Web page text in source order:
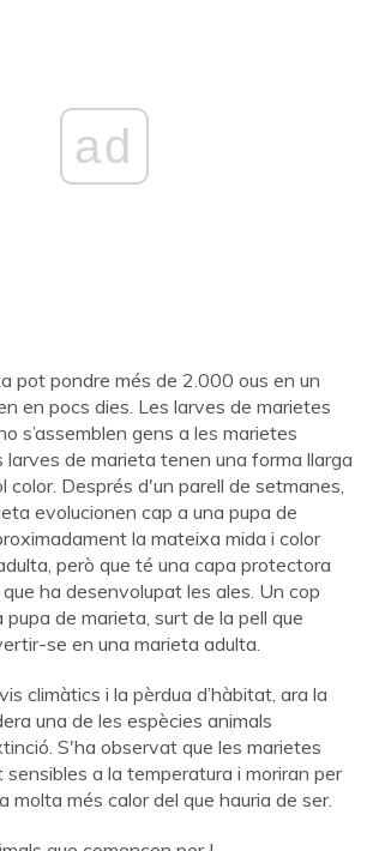
ad
pot pondre més de 2.000 ous en un
en pocs dies. Les larves de marietes
s’assemblen gens a les marietes
larves de marieta tenen una forma llarga
color. Després d'un parell de setmanes,
evolucionen cap a una pupa de
la mateixa mida i color
però que té una capa protectora
ha desenvolupat les ales. Un cop
de marieta, surt de la pell que
se en una marieta adulta.
climàtics i la pèrdua d’hàbitat, ara la
una de les espècies animals
S'ha observat que les marietes
a la temperatura i moriran per
molta més calor del que hauria de ser.